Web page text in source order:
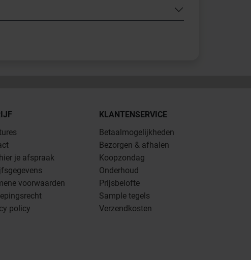
je afspraak
voorwaarden
policy
KLANTENSERVICE
Betaalmogelijkheden
Bezorgen & afhalen
Koopzondag
Onderhoud
Prijsbelofte
Sample tegels
Verzendkosten